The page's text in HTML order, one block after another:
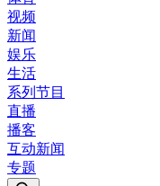
视频
新闻
娱乐
生活
系列节目
直播
播客
互动新闻
专题